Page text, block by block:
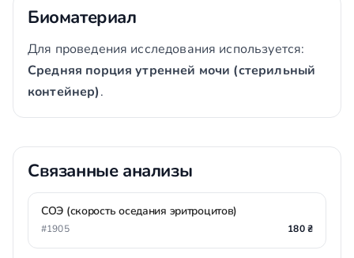
Биоматериал
Для проведения исследования используется:
Средняя порция утренней мочи (стерильный
контейнер).
Связанные анализы
СОЭ (скорость оседания эритроцитов)
#1905 180 ₴